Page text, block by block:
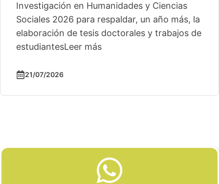
Investigación en Humanidades y Ciencias
Sociales 2026 para respaldar, un año más, la
elaboración de tesis doctorales y trabajos de
estudiantesLeer más
21/07/2026